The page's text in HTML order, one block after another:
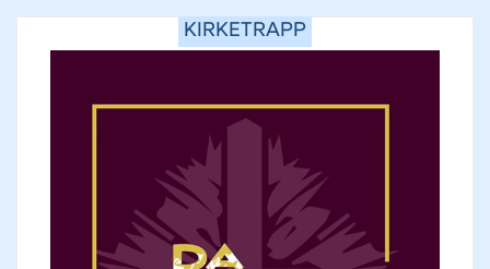
KIRKETRAPP